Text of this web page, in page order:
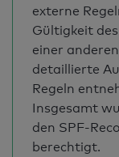
externe
Gültigkeit
einer
detaillierte
Regeln
Insgesamt
den SPF-
berechtigt.